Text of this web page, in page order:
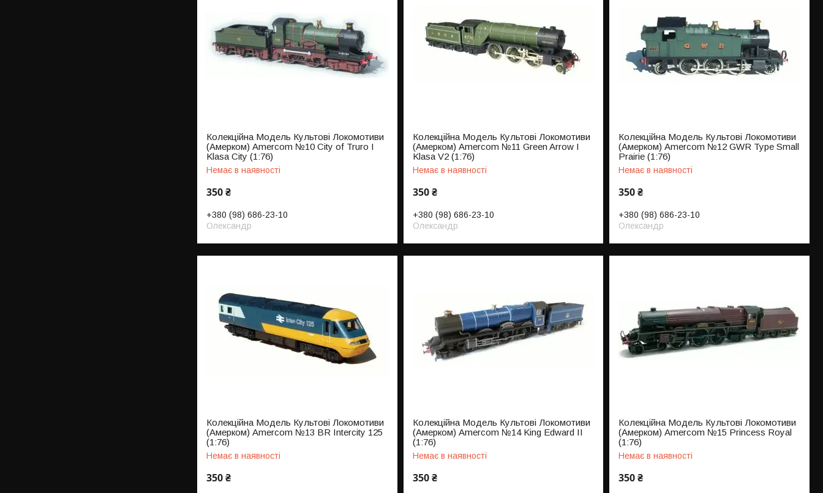
Колекційна Модель Культові Локомотиви
(Амерком) Amercom №10 City of Truro I
Klasa City (1:76)
Немає в наявності
350 ₴
+380 (98) 686-23-10
Олександр
Колекційна Модель Культові Локомотиви
(Амерком) Amercom №11 Green Arrow I
Klasa V2 (1:76)
Немає в наявності
350 ₴
+380 (98) 686-23-10
Олександр
Колекційна Модель Культові Локомотиви
(Амерком) Amercom №12 GWR Type Small
Prairie (1:76)
Немає в наявності
350 ₴
+380 (98) 686-23-10
Олександр
Колекційна Модель Культові Локомотиви
(Амерком) Amercom №13 BR Intercity 125
(1:76)
Немає в наявності
350 ₴
Колекційна Модель Культові Локомотиви
(Амерком) Amercom №14 King Edward II
(1:76)
Немає в наявності
350 ₴
Колекційна Модель Культові Локомотиви
(Амерком) Amercom №15 Princess Royal
(1:76)
Немає в наявності
350 ₴